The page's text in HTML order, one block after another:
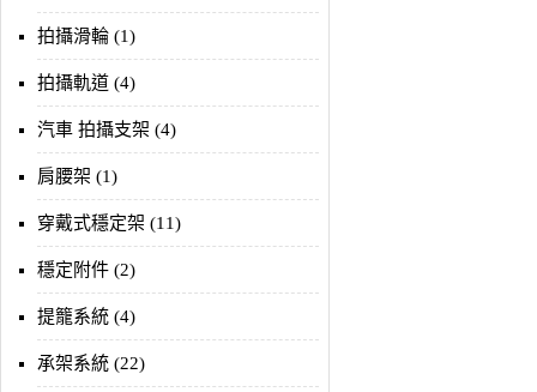
拍攝滑輪 (1)
拍攝軌道 (4)
汽車 拍攝支架 (4)
肩腰架 (1)
穿戴式穩定架 (11)
穩定附件 (2)
提籠系統 (4)
承架系統 (22)